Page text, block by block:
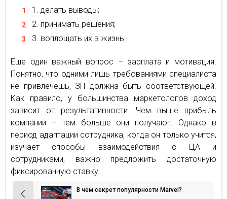
делать выводы;
принимать решения;
воплощать их в жизнь.
Еще один важный вопрос – зарплата и мотивация.
Понятно, что одними лишь требованиями специалиста
не привлечешь, ЗП должна быть соответствующей.
Как правило, у большинства маркетологов доход
зависит от результативности. Чем выше прибыль
компании – тем больше они получают. Однако в
период адаптации сотрудника, когда он только учится,
изучает способы взаимодействия с ЦА и
сотрудниками, важно предложить достаточную
фиксированную ставку.
В чем секрет популярности Marvel?